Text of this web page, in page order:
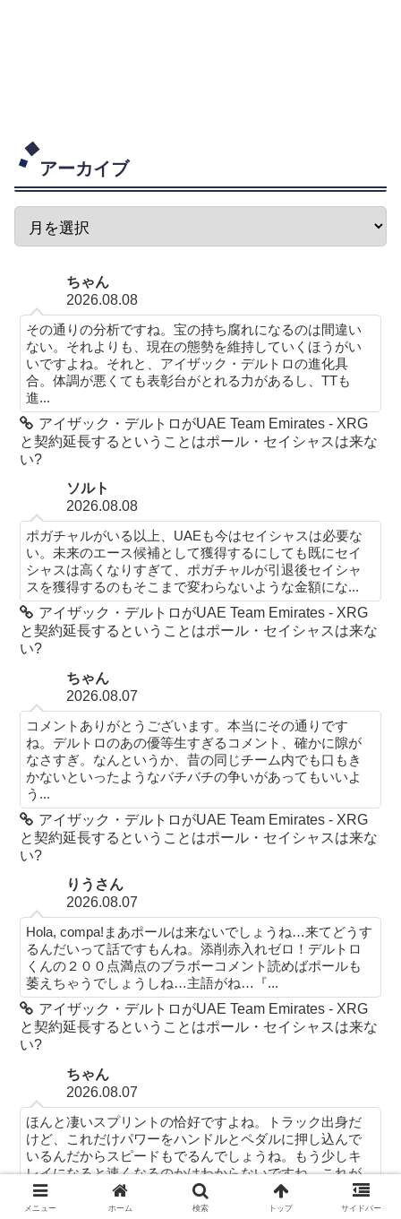
アーカイブ
ちゃん
2026.08.08
その通りの分析ですね。宝の持ち腐れになるのは間違い
ない。それよりも、現在の態勢を維持していくほうがい
いですよね。それと、アイザック・デルトロの進化具
合。体調が悪くても表彰台がとれる力があるし、TTも
進...
アイザック・デルトロがUAE Team Emirates - XRG
と契約延長するということはポール・セイシャスは来な
い?
ソルト
2026.08.08
ポガチャルがいる以上、UAEも今はセイシャスは必要な
い。未来のエース候補として獲得するにしても既にセイ
シャスは高くなりすぎて、ポガチャルが引退後セイシャ
スを獲得するのもそこまで変わらないような金額にな...
アイザック・デルトロがUAE Team Emirates - XRG
と契約延長するということはポール・セイシャスは来な
い?
ちゃん
2026.08.07
コメントありがとうございます。本当にその通りです
ね。デルトロのあの優等生すぎるコメント、確かに隙が
なさすぎ。なんというか、昔の同じチーム内でも口もき
かないといったようなバチバチの争いがあってもいいよ
う...
アイザック・デルトロがUAE Team Emirates - XRG
と契約延長するということはポール・セイシャスは来な
い?
りうさん
2026.08.07
Hola, compa!まあポールは来ないでしょうね…来てどうす
るんだいって話ですもんね。添削赤入れゼロ！デルトロ
くんの２００点満点のブラボーコメント読めばポールも
萎えちゃうでしょうしね…主語がね…『...
アイザック・デルトロがUAE Team Emirates - XRG
と契約延長するということはポール・セイシャスは来な
い?
ちゃん
2026.08.07
ほんと凄いスプリントの恰好ですよね。トラック出身だ
けど、これだけパワーをハンドルとペダルに押し込んで
いるんだからスピードもでるんでしょうね。もう少しキ
レイになると速くなるのかはわからないですね。これが...
2026 ツール・ド・ポローニュ第3ステージ ジョナ
メニュー ホーム 検索 トップ サイドバー